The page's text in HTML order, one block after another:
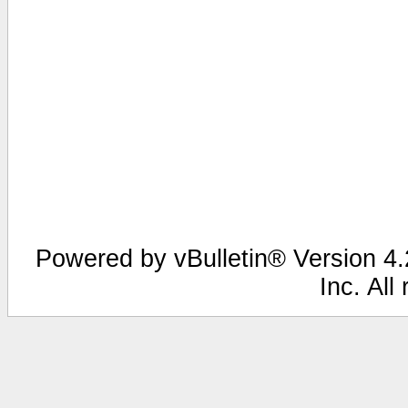
Powered by vBulletin® Version
Inc. All